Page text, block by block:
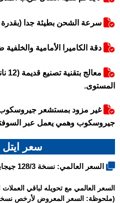
سرعة الشحن بطيئة جدا (بقدرة 15 واط فقط).
دقة الكاميرا الأمامية والخلفية ضعيفة (8
المستوى.
غير مزود بمستشعر
جيروسكوب وهمي يعمل عبر
سعر ايتل A100
السعر العالمي: نسخة 128/3 جيجابت بـ 80 دولار.
السعر العالمي مع تحويله لباقي
(ملحوظة: السعر المعروض لأرخص